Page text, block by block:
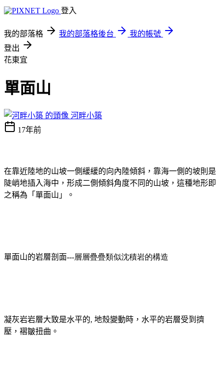
登入
我的部落格 我的部落格後台
我的帳號
登出
花東宜
單面山
河畔小築
17年前
在靠近陸地的山坡一側緩緩的向內陸傾斜，靠海一側的坡則是
陡峭地插入海中，形成二側傾斜角度不同的山坡，這種地形即
之稱為「單面山」。
單面山的岩層剖面---層層疊疊類似沈積岩的構造
凝灰岩岩層大致是水平的, 地殼變動時，水平的岩層受到擠
壓，褶皺扭曲。